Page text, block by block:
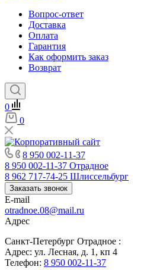
Вопрос-ответ
Доставка
Оплата
Гарантия
Как оформить заказ
Возврат
0
0
8 950 002-11-37
8 950 002-11-37 Отрадное
8 962 717-74-25 Шлиссельбург
Заказать звонок
E-mail
otradnoe.08@mail.ru
Адрес
Санкт-Петербург Отрадное :
Адрес: ул. Лесная, д. 1, кп 4
Телефон: 8 950 002-11-37